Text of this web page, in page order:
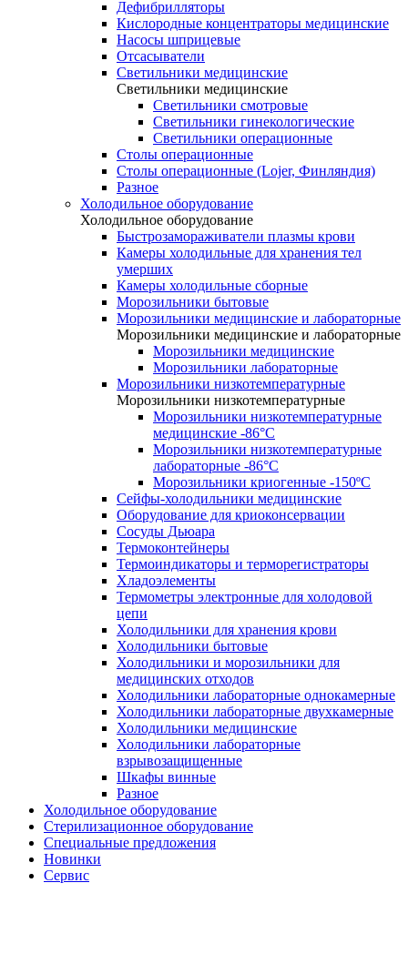
Дефибрилляторы
Кислородные концентраторы медицинские
Насосы шприцевые
Отсасыватели
Светильники медицинские
Светильники медицинские
Светильники смотровые
Светильники гинекологические
Светильники операционные
Столы операционные
Столы операционные (Lojer, Финляндия)
Разное
Холодильное оборудование
Холодильное оборудование
Быстрозамораживатели плазмы крови
Камеры холодильные для хранения тел
умерших
Камеры холодильные сборные
Морозильники бытовые
Морозильники медицинские и лабораторные
Морозильники медицинские и лабораторные
Морозильники медицинские
Морозильники лабораторные
Морозильники низкотемпературные
Морозильники низкотемпературные
Морозильники низкотемпературные
медицинские -86°С
Морозильники низкотемпературные
лабораторные -86°С
Морозильники криогенные -150ºC
Сейфы-холодильники медицинские
Оборудование для криоконсервации
Сосуды Дьюара
Термоконтейнеры
Термоиндикаторы и терморегистраторы
Хладоэлементы
Термометры электронные для холодовой
цепи
Холодильники для хранения крови
Холодильники бытовые
Холодильники и морозильники для
медицинских отходов
Холодильники лабораторные однокамерные
Холодильники лабораторные двухкамерные
Холодильники медицинские
Холодильники лабораторные
взрывозащищенные
Шкафы винные
Разное
Холодильное оборудование
Стерилизационное оборудование
Специальные предложения
Новинки
Сервис